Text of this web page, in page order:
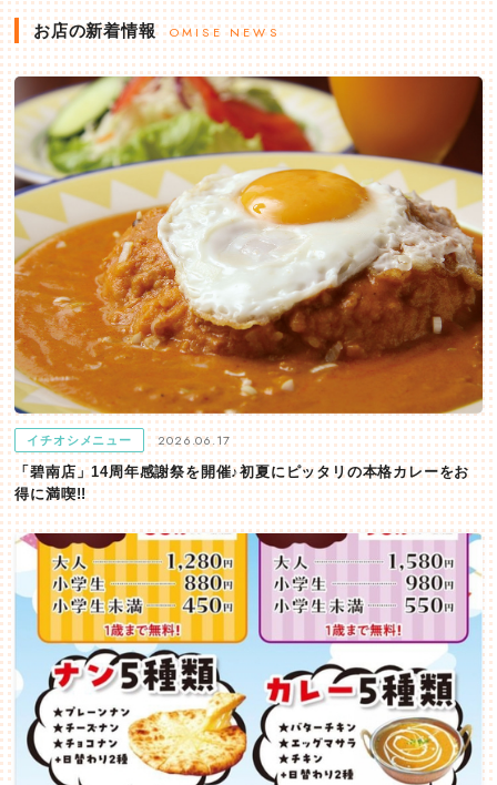
お店の新着情報 OMISE NEWS
イチオシメニュー 2026.06.17
「碧南店」14周年感謝祭を開催♪初夏にピッタリの本格カレーをお
得に満喫!!